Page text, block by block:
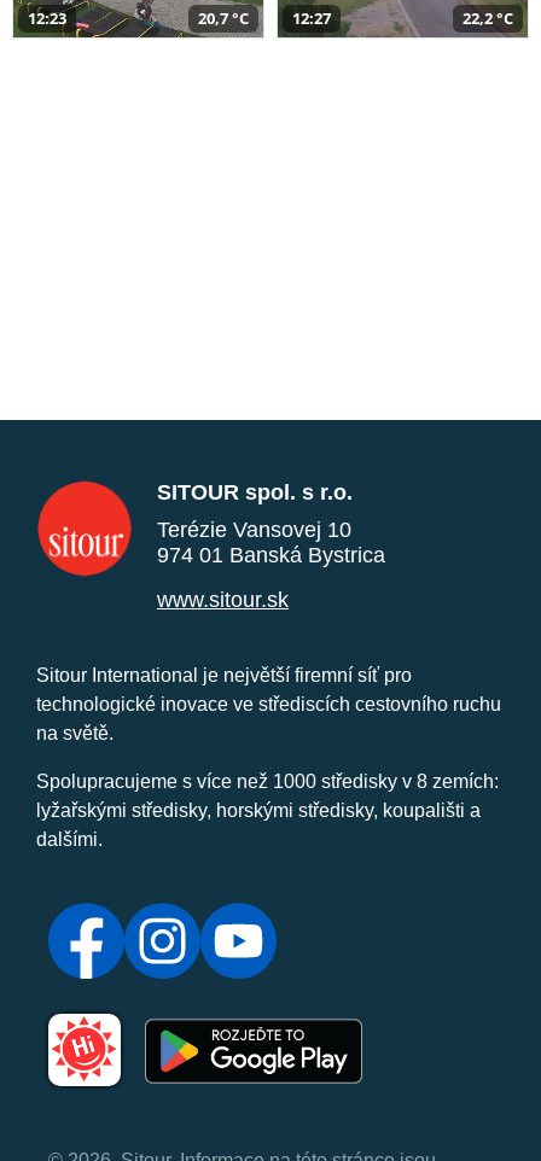
12:23 20,7 °C 12:27 22,2 °C
SITOUR spol. s r.o.
Terézie Vansovej 10
974 01 Banská Bystrica
www.sitour.sk
Sitour International je největší firemní síť pro
technologické inovace ve střediscích cestovního ruchu
na světě.
Spolupracujeme s více než 1000 středisky v 8 zemích:
lyžařskými středisky, horskými středisky, koupališti a
dalšími.